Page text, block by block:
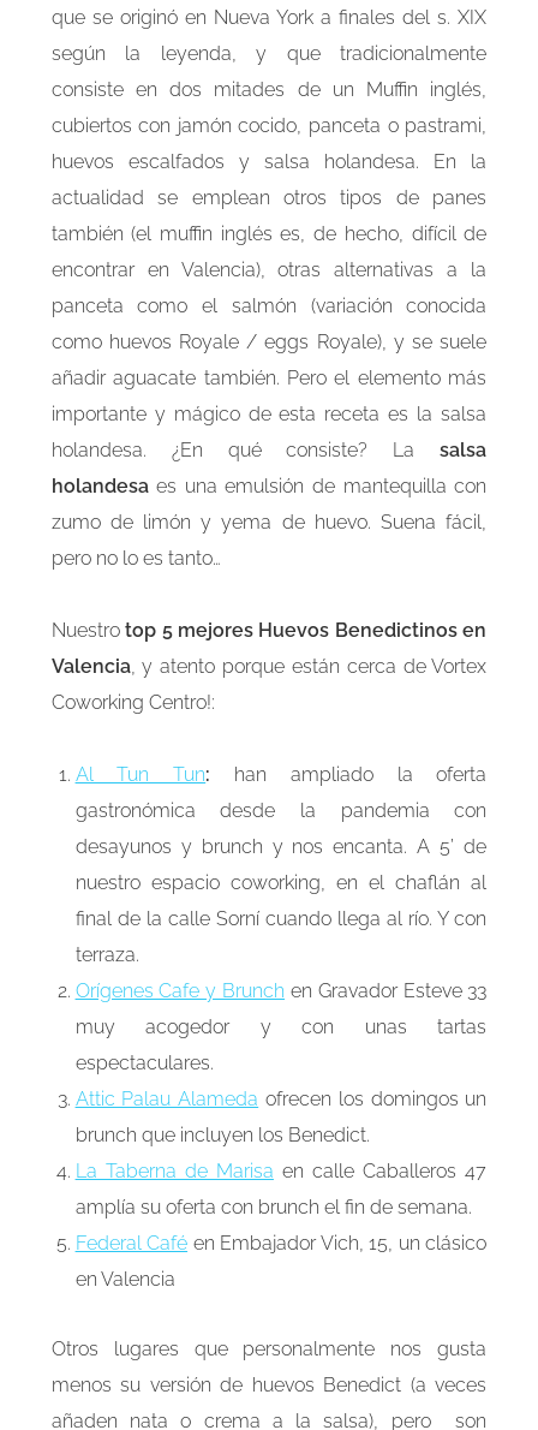
que se originó en Nueva York a finales del s. XIX
según la leyenda, y que tradicionalmente
consiste en dos mitades de un Muffin inglés,
cubiertos con jamón cocido, panceta o pastrami,
huevos escalfados y salsa holandesa. En la
actualidad se emplean otros tipos de panes
también (el muffin inglés es, de hecho, difícil de
encontrar en Valencia), otras alternativas a la
panceta como el salmón (variación conocida
como huevos Royale / eggs Royale), y se suele
añadir aguacate también. Pero el elemento más
importante y mágico de esta receta es la salsa
holandesa. ¿En qué consiste? Lasalsa
holandesaes una emulsión de mantequilla con
zumo de limón y yema de huevo. Suena fácil,
pero no lo es tanto…
Nuestrotop 5 mejores Huevos Benedictinos en
Valencia, y atento porque están cerca de Vortex
Coworking Centro!:
Al Tun Tun: han ampliado la oferta
gastronómica desde la pandemia con
desayunos y brunch y nos encanta. A 5’ de
nuestro espacio coworking, en el chaflán al
final de la calle Sorní cuando llega al río. Y con
terraza.
Orígenes Cafe y Brunch en Gravador Esteve 33
muy acogedor y con unas tartas
espectaculares.
Attic Palau Alameda ofrecen los domingos un
brunch que incluyen los Benedict.
La Taberna de Marisa en calle Caballeros 47
amplía su oferta con brunch el fin de semana.
Federal Café en Embajador Vich, 15, un clásico
en Valencia
Otros lugares que personalmente nos gusta
menos su versión de huevos Benedict (a veces
añaden nata o crema a la salsa), pero son